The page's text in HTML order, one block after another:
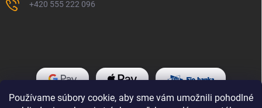
Používame súbory cookie, aby sme vám umožnili pohodlné
+420 555 222 096